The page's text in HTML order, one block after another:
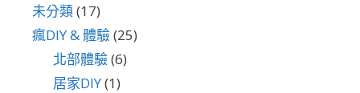
未分類(17)
瘋DIY & 體驗(25)
北部體驗(6)
居家DIY(1)